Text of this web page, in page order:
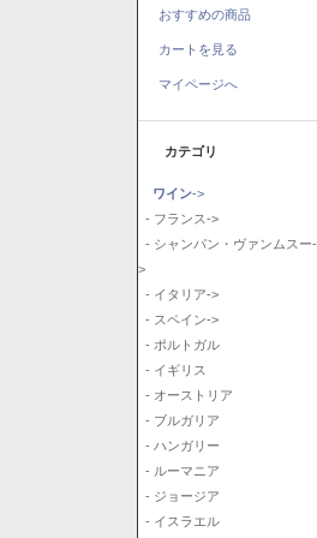
おすすめの商品
カートを見る
マイページへ
カテゴリ
ワイン->
- フランス->
- シャンパン・ヴァンムスー-
>
- イタリア->
- スペイン->
- ポルトガル
- イギリス
- オーストリア
- ブルガリア
- ハンガリー
- ルーマニア
- ジョージア
- イスラエル